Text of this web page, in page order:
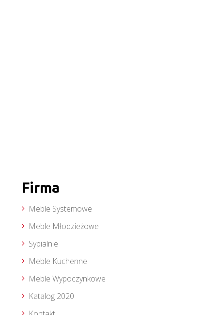
Firma
Meble Systemowe
Meble Młodzieżowe
Sypialnie
Meble Kuchenne
Meble Wypoczynkowe
Katalog 2020